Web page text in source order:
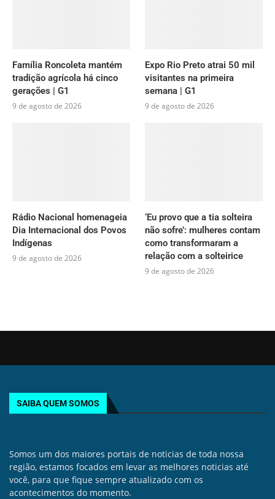
Família Roncoleta mantém
tradição agrícola há cinco
gerações | G1
9 de agosto de 2026
Expo Rio Preto atrai 50 mil
visitantes na primeira
semana | G1
9 de agosto de 2026
Rádio Nacional homenageia
Dia Internacional dos Povos
Indígenas
9 de agosto de 2026
‘Eu provo que a tia solteira
não sofre’: mulheres contam
como transformaram a
relação com a solteirice
9 de agosto de 2026
SAIBA QUEM SOMOS
Somos um dos maiores portais de noticias de toda nossa
região, estamos focados em levar as melhores noticias até
você, para que fique sempre atualizado com os
acontecimentos do momento.